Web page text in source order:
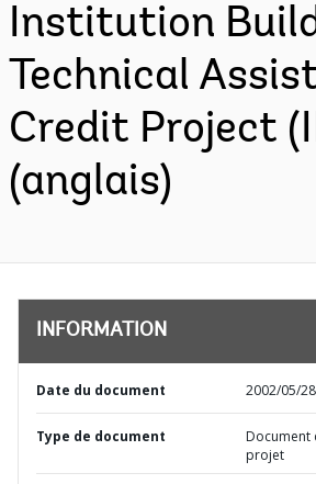
Institution
Technical
Credit Project
(anglais)
INFORMATION
Date du document 2002/05/28
Type de document
Document
projet